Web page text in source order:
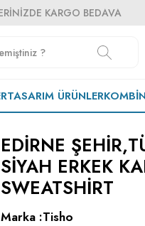
KARGO BEDAVA
TASARIM ÜRÜNLER
EDIRNE
SIYAH ERKEK
SWEATSHIRT
Marka :Tisho